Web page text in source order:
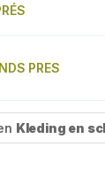
PRES
Kleding en